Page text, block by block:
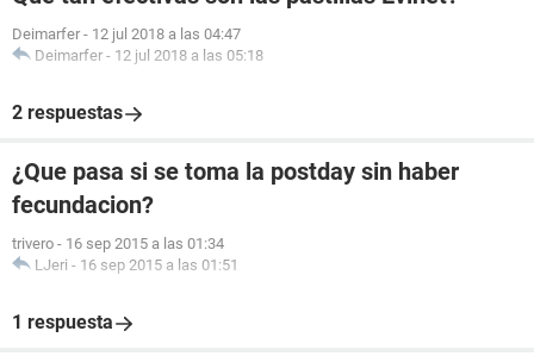
Deimarfer - 12 jul 2018 a las 04:47
Deimarfer - 12 jul 2018 a las 05:18
2 respuestas
¿Que pasa si se toma la postday sin haber
fecundacion?
trivero - 16 sep 2015 a las 01:34
LJeri - 16 sep 2015 a las 01:51
1 respuesta